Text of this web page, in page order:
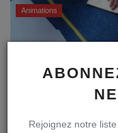
Rejoignez notre
Animations